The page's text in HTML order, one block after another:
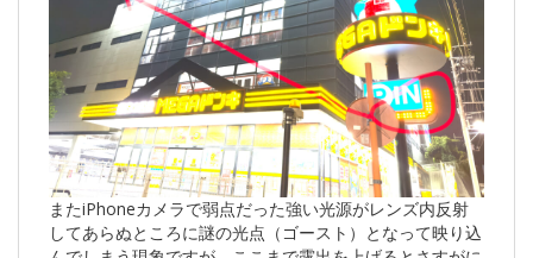
またiPhoneカメラで弱点だった強い光源がレンズ内反射
してあらぬところに謎の光点（ゴースト）となって映り込